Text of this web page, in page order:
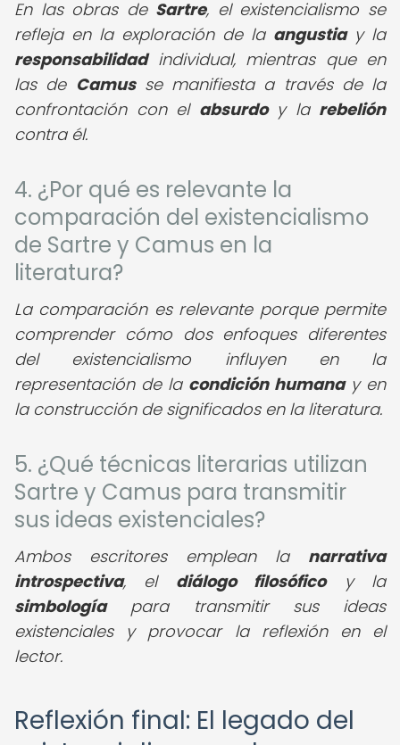
En las obras de Sartre, el existencialismo se
refleja en la exploración de la angustiay la
responsabilidadindividual, mientras que en
las de Camusse manifiesta a través de la
confrontación con el absurdoy la rebelión
contra él.
4. ¿Por qué es relevante la
comparación del existencialismo
de Sartre y Camus en la
literatura?
La comparación es relevante porque permite
comprender cómo dos enfoques diferentes
del existencialismo influyen en la
representación de la condición humanay en
la construcción de significados en la literatura.
5. ¿Qué técnicas literarias utilizan
Sartre y Camus para transmitir
sus ideas existenciales?
Ambos escritores emplean la narrativa
introspectiva, el diálogo filosóficoy la
simbologíapara transmitir sus ideas
existenciales y provocar la reflexión en el
lector.
Reflexión final: El legado del